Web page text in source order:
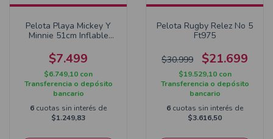
Pelota Playa Mickey Y
Minnie 51cm Inflable
$7.499
$6.749,10 con
Transferencia o depósito
bancario
6 cuotas sin interés de
$1.249,83
Pelota Rugby Relez No 5
Ft975
$30.999 $21.699
$19.529,10 con
Transferencia o depósito
bancario
6 cuotas sin interés de
$3.616,50